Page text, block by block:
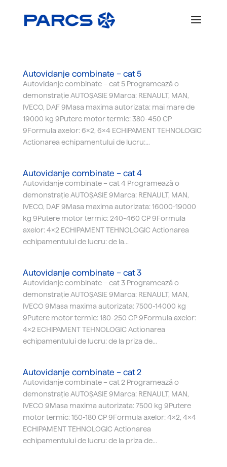
Autovidanje combinate – cat 5
Autovidanje combinate – cat 5 Programează o
demonstrație AUTOȘASIE 9Marca: RENAULT, MAN,
IVECO, DAF 9Masa maxima autorizata: mai mare de
19000 kg 9Putere motor termic: 380-450 CP
9Formula axelor: 6x2, 6x4 ECHIPAMENT TEHNOLOGIC
Actionarea echipamentului de lucru:...
Autovidanje combinate – cat 4
Autovidanje combinate – cat 4 Programează o
demonstrație AUTOȘASIE 9Marca: RENAULT, MAN,
IVECO, DAF 9Masa maxima autorizata: 16000-19000
kg 9Putere motor termic: 240-460 CP 9Formula
axelor: 4x2 ECHIPAMENT TEHNOLOGIC Actionarea
echipamentului de lucru: de la...
Autovidanje combinate – cat 3
Autovidanje combinate – cat 3 Programează o
demonstrație AUTOȘASIE 9Marca: RENAULT, MAN,
IVECO 9Masa maxima autorizata: 7500-14000 kg
9Putere motor termic: 180-250 CP 9Formula axelor:
4x2 ECHIPAMENT TEHNOLOGIC Actionarea
echipamentului de lucru: de la priza de...
Autovidanje combinate – cat 2
Autovidanje combinate – cat 2 Programează o
demonstrație AUTOȘASIE 9Marca: RENAULT, MAN,
IVECO 9Masa maxima autorizata: 7500 kg 9Putere
motor termic: 150-180 CP 9Formula axelor: 4x2, 4x4
ECHIPAMENT TEHNOLOGIC Actionarea
echipamentului de lucru: de la priza de...